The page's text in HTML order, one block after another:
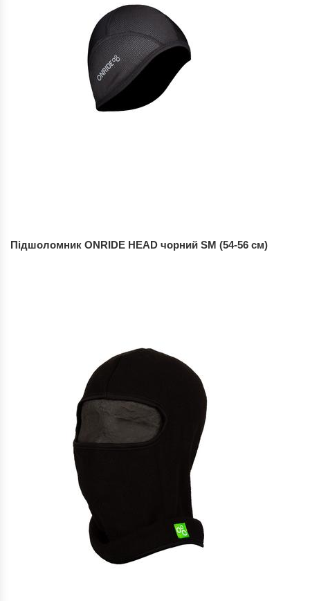
Підшоломник ONRIDE HEAD чорний SM (54-56 см)